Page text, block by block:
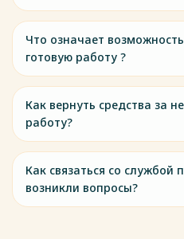
Что означает
готовую работу ?
Как вернуть средства за
работу?
Как связаться со службой
возникли вопросы?